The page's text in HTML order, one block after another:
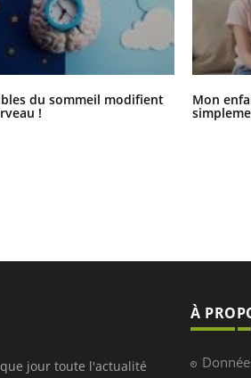
du sommeil modifient
!
Mon
jour toute l'actualité
À